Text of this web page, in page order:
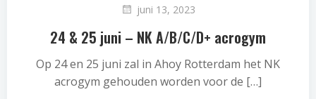
juni 13, 2023
24 & 25 juni – NK A/B/C/D+ acrogym
Op 24 en 25 juni zal in Ahoy Rotterdam het NK
acrogym gehouden worden voor de […]